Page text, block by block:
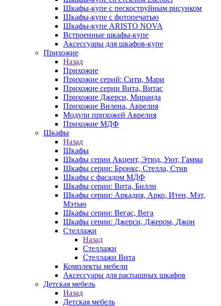
Шкафы-купе с пескоструйным рисунком
Шкафы-купе с фотопечатью
Шкафы-купе ARISTO NOVA
Встроенные шкафы-купе
Аксессуары для шкафов-купе
Прихожие
Назад
Прихожие
Прихожие серий: Сити, Мари
Прихожие серии Вита, Витас
Прихожие Джерси, Миранда
Прихожие Вилена, Аврелия
Модули прихожей Аврелия
Прихожие МДФ
Шкафы
Назад
Шкафы
Шкафы серии Акцент, Этюд, Уют, Гамма
Шкафы серии: Бронкс, Стелла, Стив
Шкафы с фасадом МДФ
Шкафы серии: Вита, Билли
Шкафы серии: Аркадия, Арко, Итен, Мэт,
Мэтью
Шкафы серии: Вегас, Вега
Шкафы серии: Джерси, Джером, Джон
Стеллажи
Назад
Стеллажи
Стеллажи Вита
Комплекты мебели
Аксессуары для распашных шкафов
Детская мебель
Назад
Детская мебель